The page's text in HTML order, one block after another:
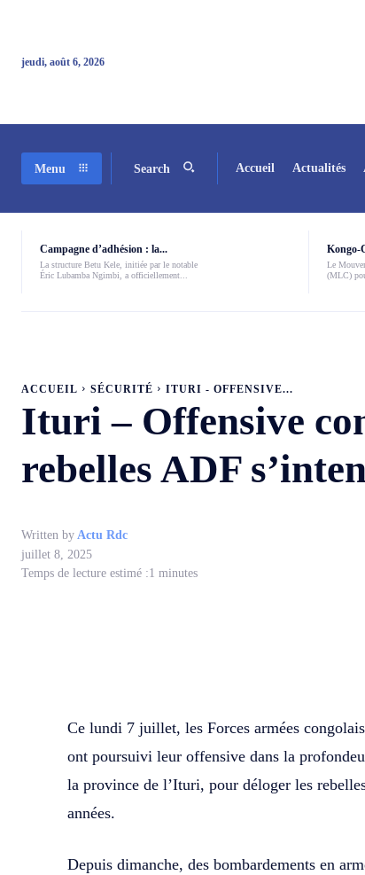
jeudi, août 6, 2026
Menu Search Accueil Actualités
Campagne d’adhésion : la...
La structure Betu Kele, initiée par le notable
Éric Lubamba Ngimbi, a officiellement...
Kongo-
Le
(MLC)
ACCUEIL SÉCURITÉ ITURI - OFFENSIVE...
Ituri – Offensive
rebelles ADF
Written by Actu Rdc
juillet 8, 2025
Temps de lecture estimé :1 minutes
Ce lundi 7 juillet, les Forces armées
ont poursuivi leur offensive dans la
la province de l’Ituri, pour déloger les
années.
Depuis dimanche, des bombardements en